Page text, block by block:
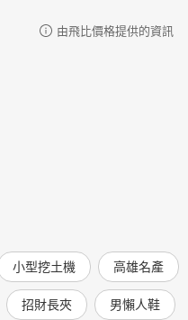
由飛比價格提供的資訊
小型挖土機 高雄名產
招財長夾 男懶人鞋